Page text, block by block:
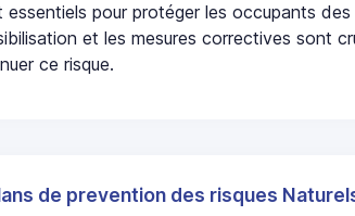
essentiels pour protéger les occupants
et les mesures correctives sont
ce risque.
de prevention des risques